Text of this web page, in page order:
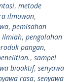
, metode
ilmuwan,
, pemisahan
Ilmiah, pengolahan
pangan,
, sampel
bioaktif, senyawa
rasa, senyawa